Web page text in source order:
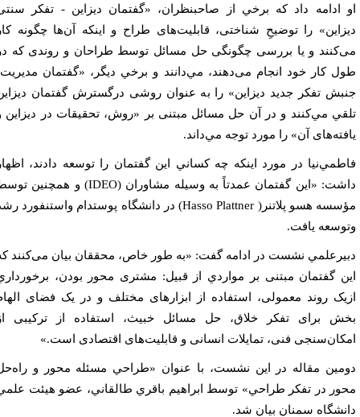
ادامه داد كه برخي از صاحبنظران، «گفتمان دیزاین - تفکر سنتی
را توضیحِ شناختی، قابلیت‌های طراح و اینکه آن‌ها چگونه کار
و یا بررسی چگونگی حل مسائل توسط طراحان و روندی که در
کار خود انجام می‌دهند، مي‌دانند و برخي ديگر، «گفتمان مدیریت-
تفکر جدید دیزاین» را به عنوان روشی درگسترش گفتمان دیزاین
مي‌‌كنند و در آن حل مسائل مبتنی بر «روش، تحقیقات در دیزاین و
آن» را مورد توجه مي‌داند.
در مورد اينكه چه كساني اين گفتمان را توسعه دادند، اظهار
داشت: «این گفتمان عمدتاً به وسیله مشاوران (IDEO) و همچنین توسط
مؤسسه هسو پلاتنر( Hasso Plattner) در دانشگاه پوستدام واستنفورد رشد
یافت.
نشست در ادامه گفت: «به طور خاص، محققان بیان می‌کنند که
گفتمان مبتنی بر مواردي از قبيل: مشتری محور بودن، برخورداري
روند معمولی، استفاده از ابزارهای مختلف و در یک فضای الهام
برای تفکر خلاق، حل مسائل خبیث، استفاده از ترکیبی از
فنی، تمایلات انسانی و قابلیت‌های اقتصادی است.»
مقاله در اين نشست، با عنوان «طراحي مسئله‌ محور و راه‌حل
در تفكر طراحي» توسط ابراهيم باقري طالقاني، عضو هيئت علمي
سمنان بيان شد.